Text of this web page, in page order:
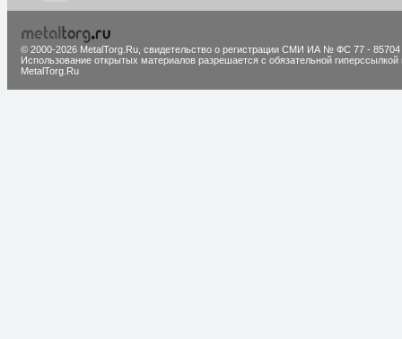
© 2000-2026 MetalTorg.Ru, cвидетельство о регистрации СМИ ИА № ФС 77 - 85704
Использование открытых материалов разрешается с обязательной гиперссылкой
MetalTorg.Ru